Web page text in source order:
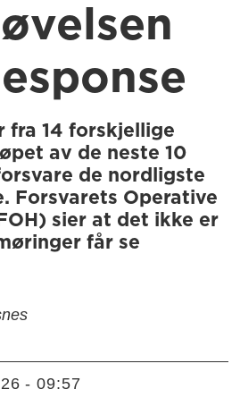
fra 14 forskjellige
av de neste 10
de nordligste
Forsvarets Operative
sier at det ikke er
får se
- 09:57